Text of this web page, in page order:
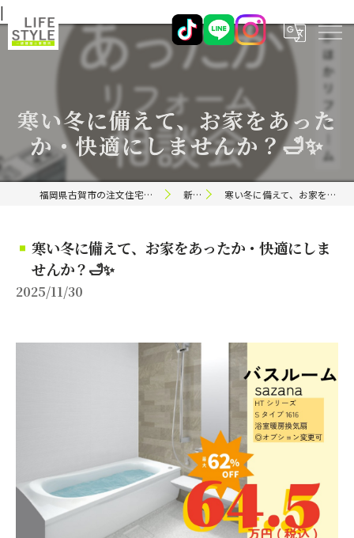
|
寒い冬に備えて、お家をあった
か・快適にしませんか？🛁✨
福岡県古賀市の注文住宅ならライフスタイル 一級建築士事務所 新着情報 寒い冬に備えて、お家をあったか・快適にしませんか？🛁✨
寒い冬に備えて、お家をあったか・快適にしま
せんか？🛁✨
2025/11/30